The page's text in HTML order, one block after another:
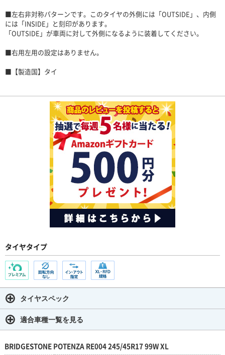
■左右非対称パターンです。このタイヤの外側には「OUTSIDE」、内側
には「INSIDE」と刻印があります。
「OUTSIDE」が車両に対して外側になるように装着してください。
■右用左用の設定はありません。
■【製造国】タイ
タイヤタイプ
タイヤスペック
適合車種一覧を見る
BRIDGESTONE POTENZA RE004 245/45R17 99W XL